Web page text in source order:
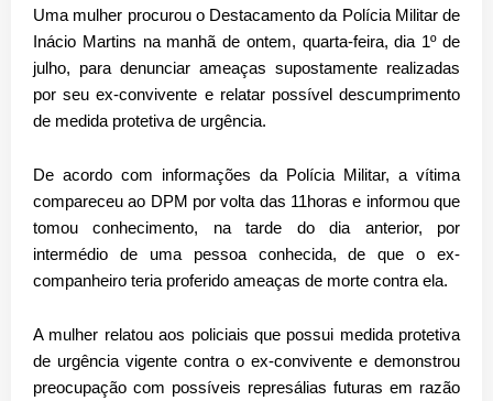
Uma mulher procurou o Destacamento da Polícia Militar de
Inácio Martins na manhã de ontem, quarta-feira, dia 1º de
julho, para denunciar ameaças supostamente realizadas
por seu ex-convivente e relatar possível descumprimento
de medida protetiva de urgência.
De acordo com informações da Polícia Militar, a vítima
compareceu ao DPM por volta das 11horas e informou que
tomou conhecimento, na tarde do dia anterior, por
intermédio de uma pessoa conhecida, de que o ex-
companheiro teria proferido ameaças de morte contra ela.
A mulher relatou aos policiais que possui medida protetiva
de urgência vigente contra o ex-convivente e demonstrou
preocupação com possíveis represálias futuras em razão